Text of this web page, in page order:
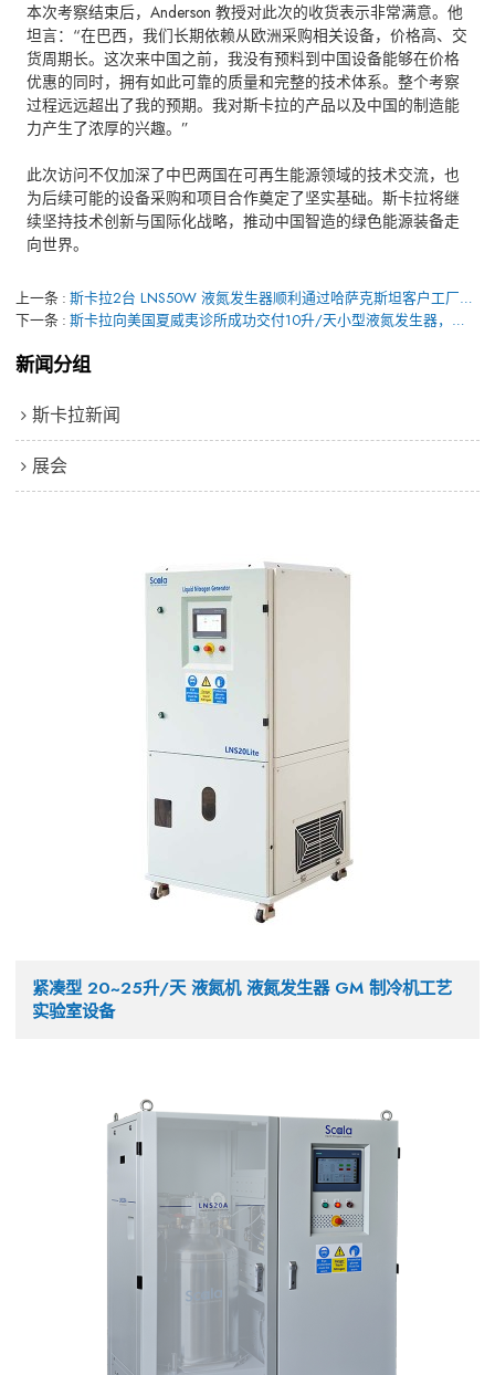
本次考察结束后，Anderson 教授对此次的收货表示非常满意。他
坦言：“在巴西，我们长期依赖从欧洲采购相关设备，价格高、交
货周期长。这次来中国之前，我没有预料到中国设备能够在价格
优惠的同时，拥有如此可靠的质量和完整的技术体系。整个考察
过程远远超出了我的预期。我对斯卡拉的产品以及中国的制造能
力产生了浓厚的兴趣。”
此次访问不仅加深了中巴两国在可再生能源领域的技术交流，也
为后续可能的设备采购和项目合作奠定了坚实基础。斯卡拉将继
续坚持技术创新与国际化战略，推动中国智造的绿色能源装备走
向世界。
上一条
斯卡拉2台 LNS50W 液氮发生器顺利通过哈萨克斯坦客户工厂验收
下一条
斯卡拉向美国夏威夷诊所成功交付10升/天小型液氮发生器，正式进入美国市场
新闻分组
斯卡拉新闻
展会
紧凑型 20~25升/天 液氮机 液氮发生器 GM 制冷机工艺
实验室设备